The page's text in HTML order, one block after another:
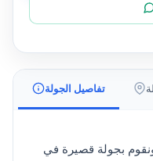
تفاصيل الجولة
بجولة قصيرة في